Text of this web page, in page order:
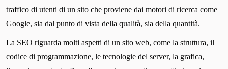
traffico di utenti di un sito che proviene dai motori di ricerca come
Google, sia dal punto di vista della qualità, sia della quantità.
La SEO riguarda molti aspetti di un sito web, come la struttura, il
codice di programmazione, le tecnologie del server, la grafica,